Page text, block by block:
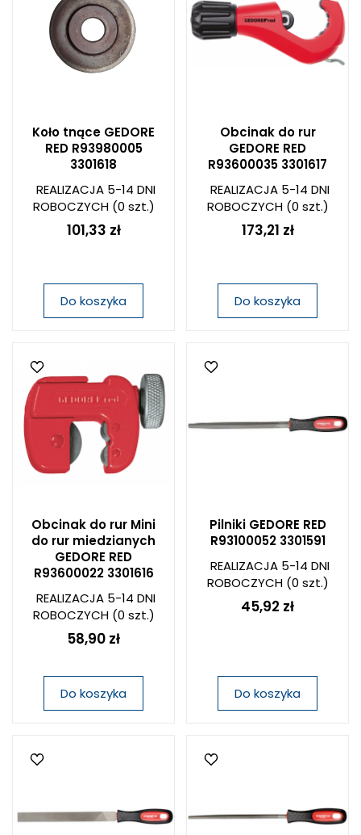
Koło tnące GEDORE
RED R93980005
3301618
REALIZACJA 5-14 DNI
ROBOCZYCH(0 szt.)
101,33 zł
Do koszyka
Obcinak do rur
GEDORE RED
R93600035 3301617
REALIZACJA 5-14 DNI
ROBOCZYCH(0 szt.)
173,21 zł
Do koszyka
Obcinak do rur Mini
do rur miedzianych
GEDORE RED
R93600022 3301616
REALIZACJA 5-14 DNI
ROBOCZYCH(0 szt.)
58,90 zł
Do koszyka
Pilniki GEDORE RED
R93100052 3301591
REALIZACJA 5-14 DNI
ROBOCZYCH(0 szt.)
45,92 zł
Do koszyka